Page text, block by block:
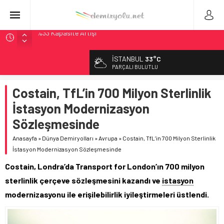
Çekya ETCS’de Erken Teslim Ama Ulusal Hedef 730 km’ye
České dráhy 101 Yaşındaki Buharlıyı Šumava Seferlerine
Brescia 426 Milyon Euro’luk Tramvay İnşaatına Başladı
Northern Railway Doğruladı: 308 Bin Rupiye Özel Vagonda
Puja
Madrid Atocha’da 56 Milyon Euro’luk Yenileme: Sol Tüneli
%33 Kapasite Artışı
İSTANBUL 33°C
PARÇALI BULUTLU
Costain, TfL’in 700 Milyon Sterlinlik
İstasyon Modernizasyon
Sözleşmesinde
Anasayfa » Dünya Demiryolları »Avrupa » Costain, TfL’in 700 Milyon Sterlinlik
İstasyon Modernizasyon Sözleşmesinde
Costain, Londra’da Transport for London’ın 700 milyon
sterlinlik çerçeve sözleşmesini kazandı ve istasyon
modernizasyonu ile erişilebilirlik iyileştirmeleri üstlendi.